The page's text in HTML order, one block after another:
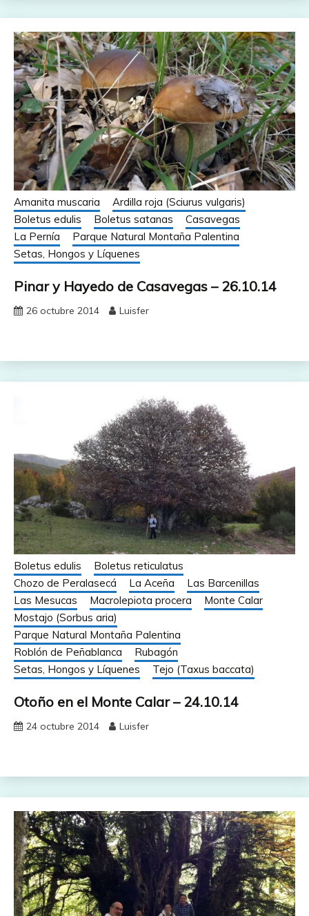
Amanita muscaria
Ardilla roja (Sciurus vulgaris)
Boletus edulis
Boletus satanas
Casavegas
La Pernía
Parque Natural Montaña Palentina
Setas, Hongos y Líquenes
Pinar y Hayedo de Casavegas – 26.10.14
26 octubre 2014 Luisfer
Boletus edulis
Boletus reticulatus
Chozo de Peralasecá
La Aceña
Las Barcenillas
Las Mesucas
Macrolepiota procera
Monte Calar
Mostajo (Sorbus aria)
Parque Natural Montaña Palentina
Roblón de Peñablanca
Rubagón
Setas, Hongos y Líquenes
Tejo (Taxus baccata)
Otoño en el Monte Calar – 24.10.14
24 octubre 2014 Luisfer